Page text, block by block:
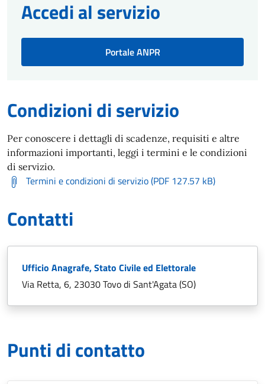
Accedi al servizio
Portale ANPR
Condizioni di servizio
Per conoscere i dettagli di scadenze, requisiti e altre
informazioni importanti, leggi i termini e le condizioni
di servizio.
Termini e condizioni di servizio (PDF 127.57 kB)
Contatti
Ufficio Anagrafe, Stato Civile ed Elettorale
Via Retta, 6, 23030 Tovo di Sant'Agata (SO)
Punti di contatto